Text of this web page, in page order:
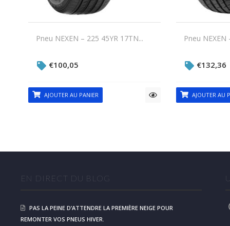
Pneu NEXEN – 225 45YR 17TN...
€100,05
AJOUTER AU PANIER
Pneu NEXEN
€132,36
AJOUTER AU
EN DIRECT DU BLOG
PAS LA PEINE D’ATTENDRE LA PREMIÈRE NEIGE POUR
REMONTER VOS PNEUS HIVER.